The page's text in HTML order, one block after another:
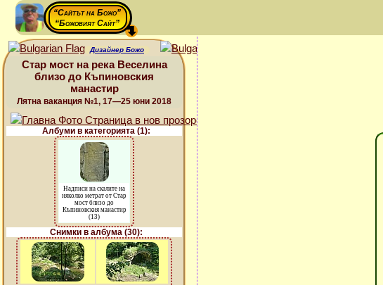
“Сайтът на Божо”
“Божовият Сайт”
Дизайнер Божо
Стар мост на река Веселина
близо до Къпиновския
манастир
Лятна ваканция №1, 17—25 юни 2018
Албуми в категорията (1):
Надписи на скалите на
няколко метрат от Стар
мост близо до
Къпиновския манастир
(13)
Снимки в албума (30):